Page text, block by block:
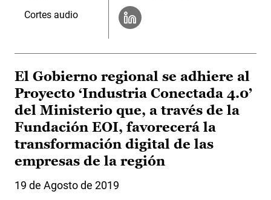
Cortes audio
El Gobierno regional se adhiere al
Proyecto ‘Industria Conectada 4.0’
del Ministerio que, a través de la
Fundación EOI, favorecerá la
transformación digital de las
empresas de la región
19 de Agosto de 2019